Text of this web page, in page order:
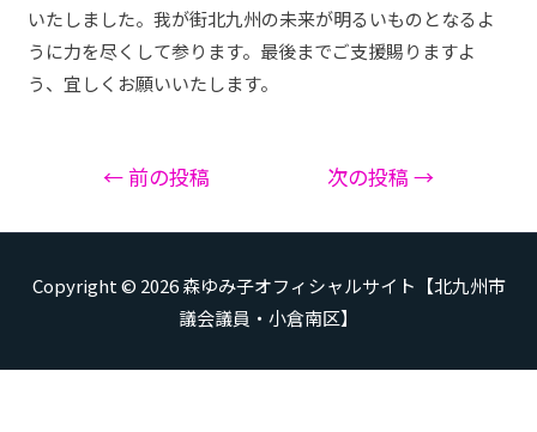
いたしました。我が街北九州の未来が明るいものとなるよ
うに力を尽くして参ります。最後までご支援賜りますよ
う、宜しくお願いいたします。
←前の投稿 次の投稿→
Copyright © 2026森ゆみ子オフィシャルサイト【北九州市
議会議員・小倉南区】